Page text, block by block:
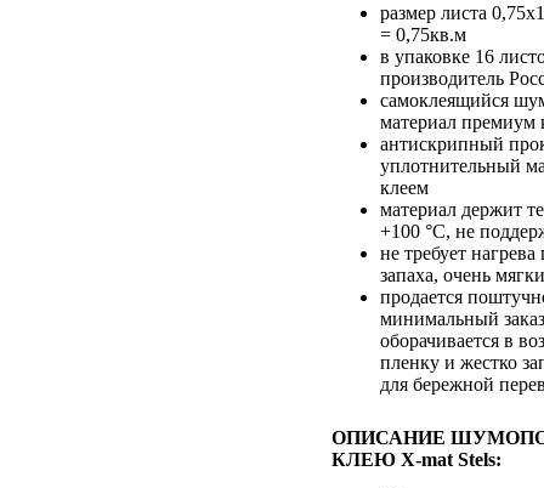
размер листа
= 0,75кв.м
в упаковке 16
производитель
самоклеящийся
материал премиум
антискрипный
уплотнительный
клеем
материал держит
+100 °С, не
не требует
запаха, очень
продается
минимальный
оборачивается в
пленку и жестко
для бережной
ОПИСАНИЕ
КЛЕЮ X-mat Stels: